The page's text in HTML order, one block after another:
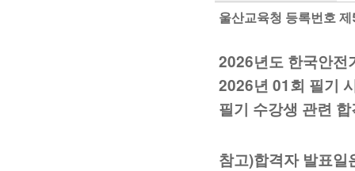
울산교육청 등록번호
2026년도 한국안전
​2026년 01회 필기
필기 수강생 관련
참고)합격자 발표